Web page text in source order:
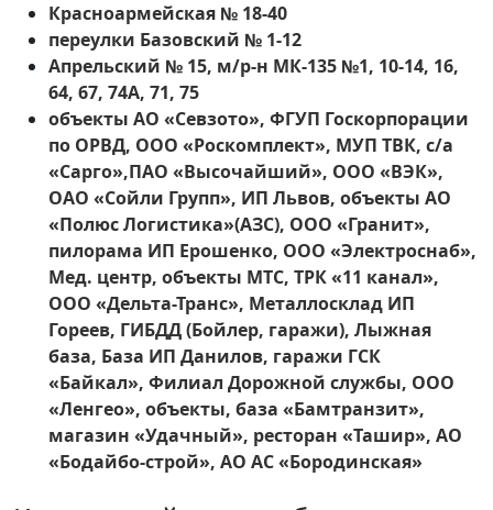
Красноармейская № 18-40
переулки Базовский № 1-12
Апрельский № 15, м/р-н МК-135 №1, 10-14, 16,
64, 67, 74А, 71, 75
объекты АО «Севзото», ФГУП Госкорпорации
по ОРВД, ООО «Роскомплект», МУП ТВК, с/а
«Сарго»,ПАО «Высочайший», ООО «ВЭК»,
ОАО «Сойли Групп», ИП Львов, объекты АО
«Полюс Логистика»(АЗС), ООО «Гранит»,
пилорама ИП Ерошенко, ООО «Электроснаб»,
Мед. центр, объекты МТС, ТРК «11 канал»,
ООО «Дельта-Транс», Металлосклад ИП
Гореев, ГИБДД (Бойлер, гаражи), Лыжная
база, База ИП Данилов, гаражи ГСК
«Байкал», Филиал Дорожной службы, ООО
«Ленгео», объекты, база «Бамтранзит»,
магазин «Удачный», ресторан «Ташир», АО
«Бодайбо-строй», АО АС «Бородинская»